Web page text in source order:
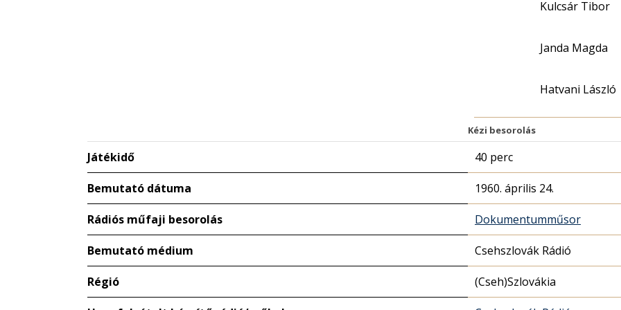
Kulcsár Tibor
Janda Magda
Hatvani László
Kézi besorolás
Játékidő 40 perc
Bemutató dátuma 1960. április 24.
Rádiós műfaji besorolás Dokumentumműsor
Bemutató médium Csehszlovák Rádió
Régió (Cseh)Szlovákia